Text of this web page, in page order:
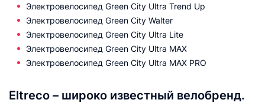
Электровелосипед Green City Ultra Trend Up
Электровелосипед Green City Walter
Электровелосипед Green City Ultra Lite
Электровелосипед Green City Ultra MAX
Электровелосипед Green City Ultra MAX PRO
Eltreco – широко известный велобренд.